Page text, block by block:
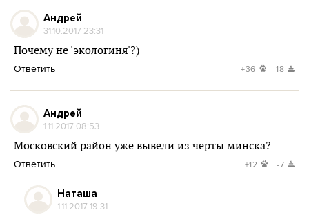
Андрей
31.10.2017 23:31
Почему не 'экологиня'?)
Ответить +36 -18
Андрей
1.11.2017 08:53
Московский район уже вывели из черты минска?
Ответить +12 -7
Наташа
1.11.2017 19:31